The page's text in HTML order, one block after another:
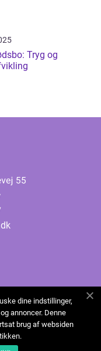
Tryg og
dine indstillinger,
annoncer. Denne
brug af websiden